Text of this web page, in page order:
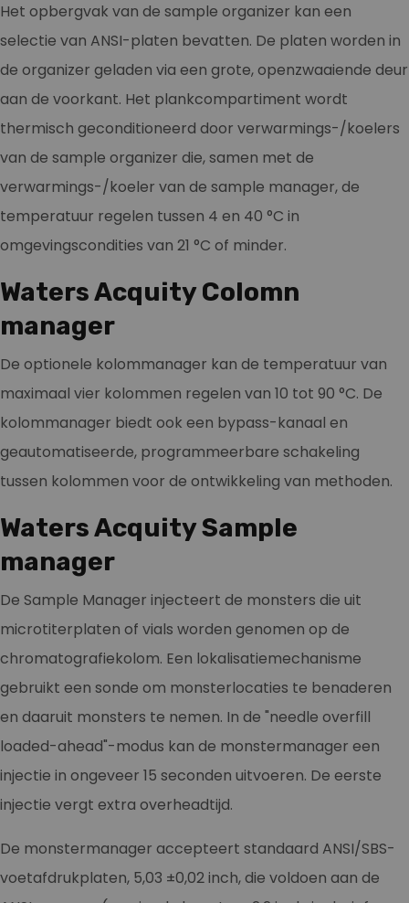
Het opbergvak van de sample organizer kan een
selectie van ANSI-platen bevatten. De platen worden in
de organizer geladen via een grote, openzwaaiende deur
aan de voorkant. Het plankcompartiment wordt
thermisch geconditioneerd door verwarmings-/koelers
van de sample organizer die, samen met de
verwarmings-/koeler van de sample manager, de
temperatuur regelen tussen 4 en 40 °C in
omgevingscondities van 21 °C of minder.
Waters Acquity Colomn
manager
De optionele kolommanager kan de temperatuur van
maximaal vier kolommen regelen van 10 tot 90 °C. De
kolommanager biedt ook een bypass-kanaal en
geautomatiseerde, programmeerbare schakeling
tussen kolommen voor de ontwikkeling van methoden.
Waters Acquity Sample
manager
De Sample Manager injecteert de monsters die uit
microtiterplaten of vials worden genomen op de
chromatografiekolom. Een lokalisatiemechanisme
gebruikt een sonde om monsterlocaties te benaderen
en daaruit monsters te nemen. In de "needle overfill
loaded-ahead"-modus kan de monstermanager een
injectie in ongeveer 15 seconden uitvoeren. De eerste
injectie vergt extra overheadtijd.
De monstermanager accepteert standaard ANSI/SBS-
voetafdrukplaten, 5,03 ±0,02 inch, die voldoen aan de